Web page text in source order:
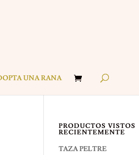
UNA RANA
PRODUCTOS VISTOS
RECIENTEMENTE
TAZA PELTRE